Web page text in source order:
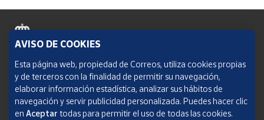
Política de cookies
Aviso legal
Condiciones del servicio
AVISO DE COOKIES
Esta página web, propiedad de Correos, utiliza cookies propias
y de terceros con la finalidad de permitir su navegación,
elaborar información estadística, analizar sus hábitos de
navegación y servir publicidad personalizada. Puedes hacer clic
en Aceptar todas para permitir el uso de todas las cookies.